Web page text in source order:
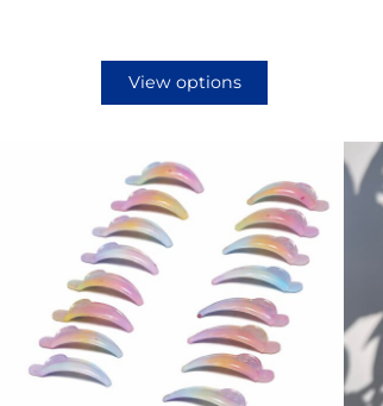
View options